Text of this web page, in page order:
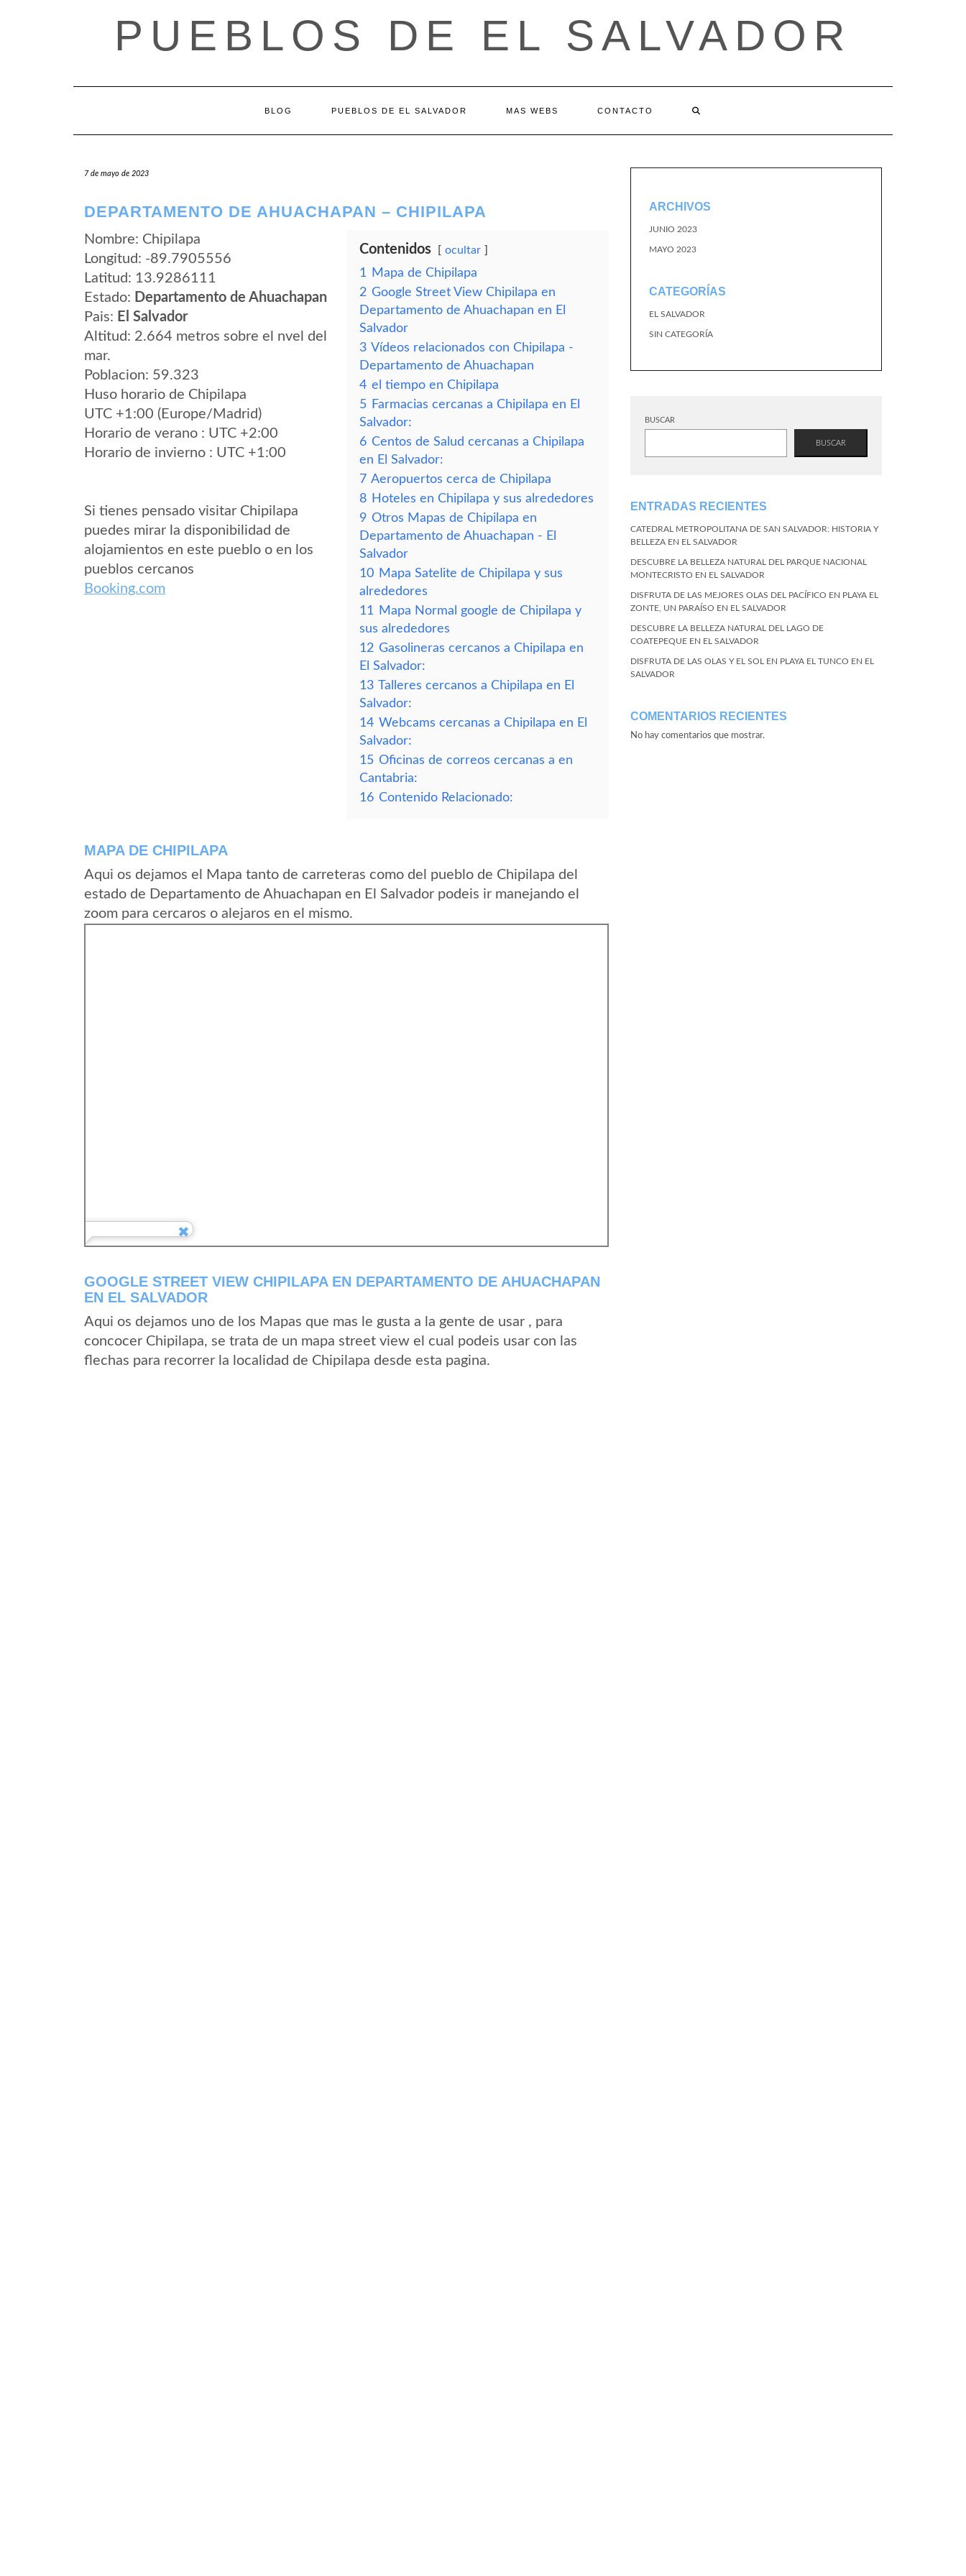
PUEBLOS DE EL SALVADOR
BLOG PUEBLOS DE EL SALVADOR MAS WEBS CONTACTO
7 de mayo de 2023
DEPARTAMENTO DE AHUACHAPAN – CHIPILAPA
Nombre: Chipilapa
Longitud: -89.7905556
Latitud: 13.9286111
Estado: Departamento de Ahuachapan
Pais: El Salvador
Altitud: 2.664 metros sobre el nvel del
mar.
Poblacion: 59.323
Huso horario de Chipilapa
UTC +1:00 (Europe/Madrid)
Horario de verano : UTC +2:00
Horario de invierno : UTC +1:00
Si tienes pensado visitar Chipilapa
puedes mirar la disponibilidad de
alojamientos en este pueblo o en los
pueblos cercanos
Booking.com
Contenidos ocultar
1
Mapa de Chipilapa
2 Google Street View Chipilapa en
Departamento de Ahuachapan en El
Salvador
3 Vídeos relacionados con Chipilapa -
Departamento de Ahuachapan
4 el tiempo en Chipilapa
5 Farmacias cercanas a Chipilapa en El
Salvador:
6 Centos de Salud cercanas a Chipilapa
en El Salvador:
7 Aeropuertos cerca de Chipilapa
8 Hoteles en Chipilapa y sus alrededores
9 Otros Mapas de Chipilapa en
Departamento de Ahuachapan - El
Salvador
10 Mapa Satelite de Chipilapa y sus
alrededores
11
Mapa Normal google de Chipilapa y
sus alrededores
12 Gasolineras cercanos a Chipilapa en
El Salvador:
13 Talleres cercanos a Chipilapa en El
Salvador:
14 Webcams cercanas a Chipilapa en El
Salvador:
15 Oficinas de correos cercanas a en
Cantabria:
16 Contenido Relacionado:
MAPA DE CHIPILAPA
Aqui os dejamos el Mapa tanto de carreteras como del pueblo de Chipilapa del
estado de Departamento de Ahuachapan en El Salvador podeis ir manejando el
zoom para cercaros o alejaros en el mismo.
GOOGLE STREET VIEW CHIPILAPA EN DEPARTAMENTO DE AHUACHAPAN
EN EL SALVADOR
Aqui os dejamos uno de los Mapas que mas le gusta a la gente de usar , para
concocer Chipilapa, se trata de un mapa street view el cual podeis usar con las
flechas para recorrer la localidad de Chipilapa desde esta pagina.
ARCHIVOS
JUNIO 2023
MAYO 2023
CATEGORÍAS
EL SALVADOR
SIN CATEGORÍA
BUSCAR
BUSCAR
ENTRADAS RECIENTES
CATEDRAL METROPOLITANA DE SAN SALVADOR: HISTORIA Y
BELLEZA EN EL SALVADOR
DESCUBRE LA BELLEZA NATURAL DEL PARQUE NACIONAL
MONTECRISTO EN EL SALVADOR
DISFRUTA DE LAS MEJORES OLAS DEL PACÍFICO EN PLAYA EL
ZONTE, UN PARAÍSO EN EL SALVADOR
DESCUBRE LA BELLEZA NATURAL DEL LAGO DE
COATEPEQUE EN EL SALVADOR
DISFRUTA DE LAS OLAS Y EL SOL EN PLAYA EL TUNCO EN EL
SALVADOR
COMENTARIOS RECIENTES
No hay comentarios que mostrar.